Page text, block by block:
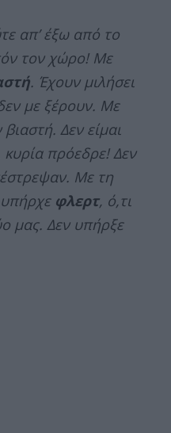
απ’ έξω από το
τον χώρο! Με
. Έχουν μιλήσει
με ξέρουν. Με
Δεν είμαι
πρόεδρε! Δεν
Με τη
φλερτ, ό,τι
μας. Δεν υπήρξε